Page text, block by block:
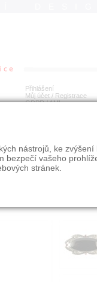
Přihlášení
Můj účet / Registrace
GDPR/AML
nástrojů, ke
vašeho
stránek.